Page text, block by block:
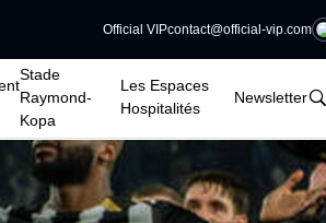
Official VIPcontact@official-vip.com
Stade
Raymond-
Kopa
Les Espaces
Hospitalités
Newsletter􀊫